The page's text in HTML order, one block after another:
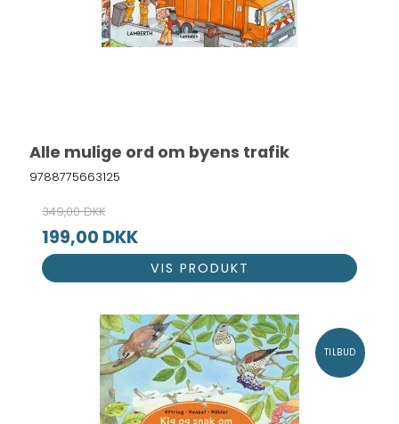
Alle mulige ord om byens trafik
9788775663125
349,00 DKK
199,00 DKK
VIS PRODUKT
TILBUD